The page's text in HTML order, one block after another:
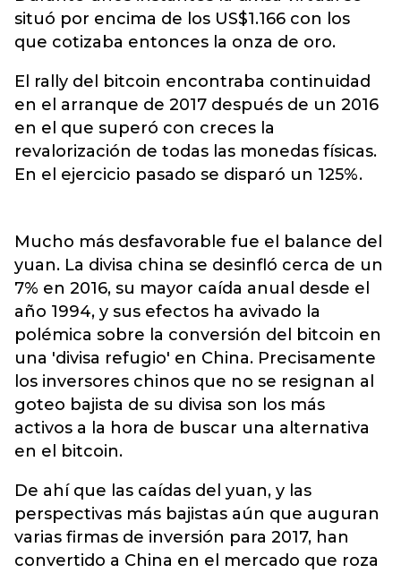
situó por encima de los US$1.166 con los
que cotizaba entonces la onza de oro.
El rally del bitcoin encontraba continuidad
en el arranque de 2017 después de un 2016
en el que superó con creces la
revalorización de todas las monedas físicas.
En el ejercicio pasado se disparó un 125%.
Mucho más desfavorable fue el balance del
yuan. La divisa china se desinfló cerca de un
7% en 2016, su mayor caída anual desde el
año 1994, y sus efectos ha avivado la
polémica sobre la conversión del bitcoin en
una 'divisa refugio' en China. Precisamente
los inversores chinos que no se resignan al
goteo bajista de su divisa son los más
activos a la hora de buscar una alternativa
en el bitcoin.
De ahí que las caídas del yuan, y las
perspectivas más bajistas aún que auguran
varias firmas de inversión para 2017, han
convertido a China en el mercado que roza